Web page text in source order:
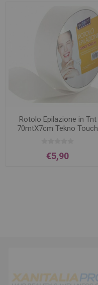
Rotolo Epilazione in Tnt
70mtX7cm Tekno Touch
€5,90